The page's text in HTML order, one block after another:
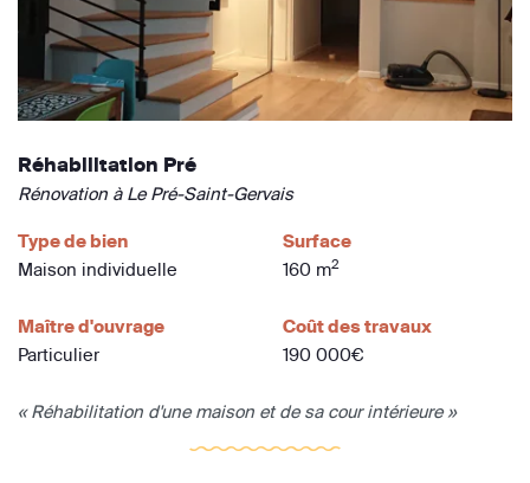
Réhabilitation Pré
Rénovation à Le Pré-Saint-Gervais
Type de bien
Maison individuelle
Surface
160 m2
Maître d'ouvrage
Particulier
Coût des travaux
190 000€
« Réhabilitation d'une maison et de sa cour intérieure »